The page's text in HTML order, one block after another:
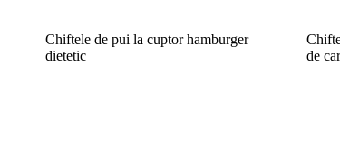
Chiftele de pui la cuptor hamburger
dietetic
de